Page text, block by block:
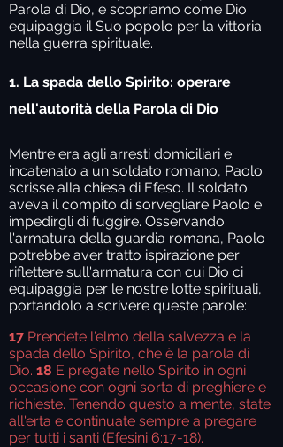
Parola di Dio, e scopriamo come Dio
equipaggia il Suo popolo per la vittoria
nella guerra spirituale.
1. La spada dello Spirito: operare
nell'autorità della Parola di Dio
Mentre era agli arresti domiciliari e
incatenato a un soldato romano, Paolo
scrisse alla chiesa di Efeso. Il soldato
aveva il compito di sorvegliare Paolo e
impedirgli di fuggire. Osservando
l'armatura della guardia romana, Paolo
potrebbe aver tratto ispirazione per
riflettere sull'armatura con cui Dio ci
equipaggia per le nostre lotte spirituali,
portandolo a scrivere queste parole:
17 Prendete l'elmo della salvezza e la
spada dello Spirito, che è la parola di
Dio. 18 E pregate nello Spirito in ogni
occasione con ogni sorta di preghiere e
richieste. Tenendo questo a mente, state
all'erta e continuate sempre a pregare
per tutti i santi (Efesini 6:17-18).